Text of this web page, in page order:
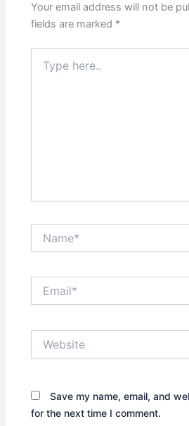
Your email address will not be
fields are marked *
here..
Save my name, email, and
for the next time I comment.